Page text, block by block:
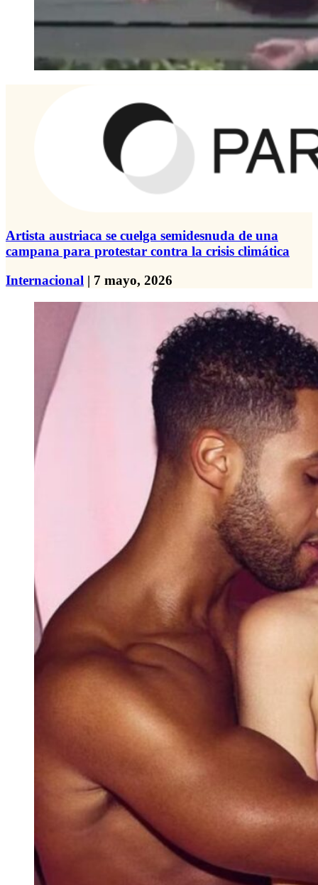
Artista austriaca se cuelga semidesnuda de una
campana para protestar contra la crisis climática
Internacional | 7 mayo, 2026